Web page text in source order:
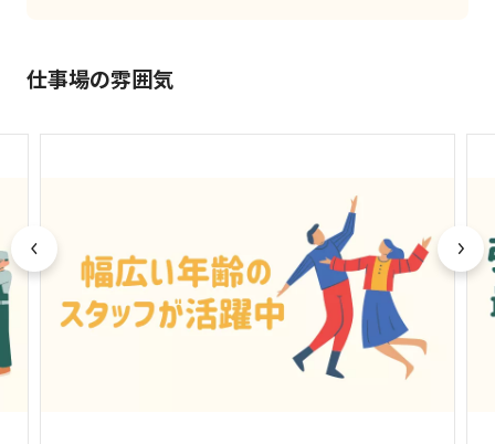
仕事場の雰囲気